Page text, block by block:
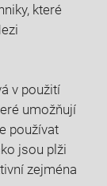
které
v ​použití
umožňují
používat
jsou ⁢plži
zejména